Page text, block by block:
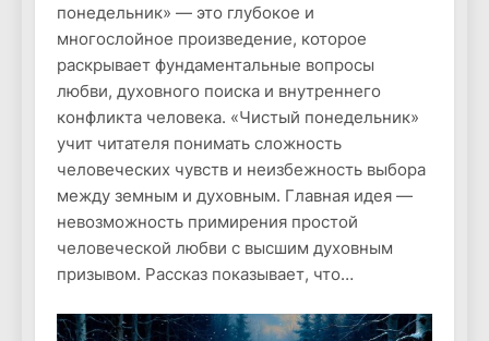
понедельник» — это глубокое и
многослойное произведение, которое
раскрывает фундаментальные вопросы
любви, духовного поиска и внутреннего
конфликта человека. «Чистый понедельник»
учит читателя понимать сложность
человеческих чувств и неизбежность выбора
между земным и духовным. Главная идея —
невозможность примирения простой
человеческой любви с высшим духовным
призывом. Рассказ показывает, что…